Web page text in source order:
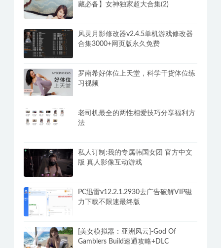
藏必备】女神独家超大合集(2)
风灵月影修改器v2.4.5单机游戏修改器
合集3000+网页版永久免费
罗南希好体位上天堂，科学干货体位练
习视频
老司机最全的两性相爱技巧分享福利方
法
私人订制:我的专属韩国女团 官方中文
版 真人影像互动游戏
PC迅雷v12.2.1.2930去广告破解VIP磁
力下载不限速最终版
[美女模拟器：亚洲风云]-God Of
Gamblers Build速通攻略+DLC